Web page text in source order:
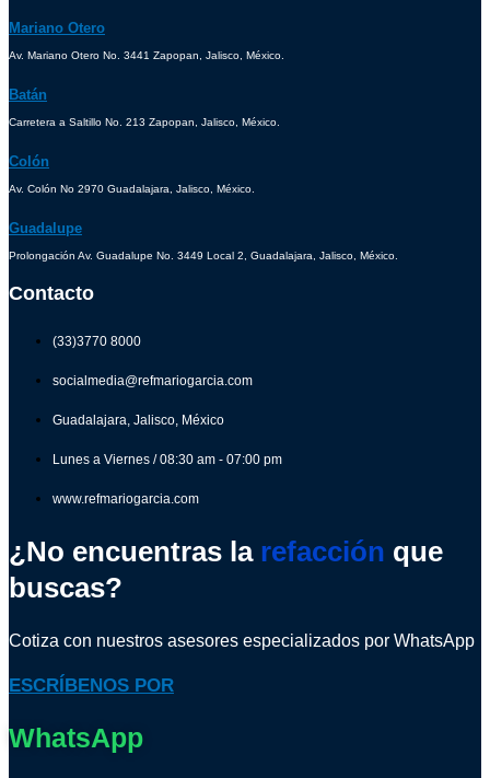
Mariano Otero
Av. Mariano Otero No. 3441 Zapopan, Jalisco, México.
Batán
Carretera a Saltillo No. 213 Zapopan, Jalisco, México.
Colón
Av. Colón No 2970 Guadalajara, Jalisco, México.
Guadalupe
Prolongación Av. Guadalupe No. 3449 Local 2, Guadalajara, Jalisco, México.
Contacto
(33)3770 8000
socialmedia@refmariogarcia.com
Guadalajara, Jalisco, México
Lunes a Viernes / 08:30 am - 07:00 pm
www.refmariogarcia.com
¿No encuentras la refacción que
buscas?
Cotiza con nuestros asesores especializados por WhatsApp
ESCRÍBENOS POR
WhatsApp